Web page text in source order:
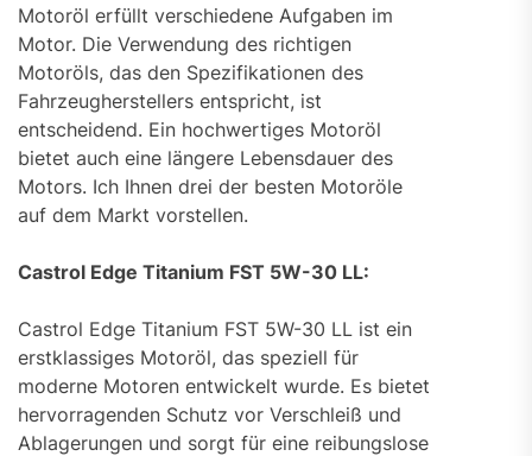
Motoröl erfüllt verschiedene Aufgaben im
Motor. Die Verwendung des richtigen
Motoröls, das den Spezifikationen des
Fahrzeugherstellers entspricht, ist
entscheidend. Ein hochwertiges Motoröl
bietet auch eine längere Lebensdauer des
Motors. Ich Ihnen drei der besten Motoröle
auf dem Markt vorstellen.
Castrol Edge Titanium FST 5W-30 LL:
Castrol Edge Titanium FST 5W-30 LL ist ein
erstklassiges Motoröl, das speziell für
moderne Motoren entwickelt wurde. Es bietet
hervorragenden Schutz vor Verschleiß und
Ablagerungen und sorgt für eine reibungslose